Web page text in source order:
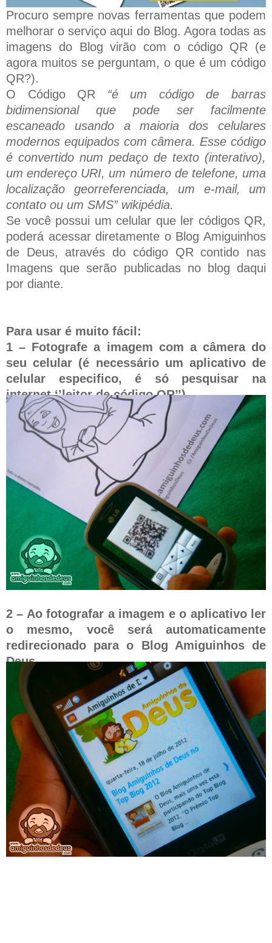
Procuro sempre novas ferramentas que podem
melhorar o serviço aqui do Blog. Agora todas as
imagens do Blog virão com o código QR (e
agora muitos se perguntam, o que é um código
QR?).
O Código QR “é um código de barras
bidimensional que pode ser facilmente
escaneado usando a maioria dos celulares
modernos equipados com câmera. Esse código
é convertido num pedaço de texto (interativo),
um endereço URI, um número de telefone, uma
localização georreferenciada, um e-mail, um
contato ou um SMS” wikipédia.
Se você possui um celular que ler códigos QR,
poderá acessar diretamente o Blog Amiguinhos
de Deus, através do código QR contido nas
Imagens que serão publicadas no blog daqui
por diante.
Para usar é muito fácil:
1 – Fotografe a imagem com a câmera do
seu celular (é necessário um aplicativo de
celular especifico, é só pesquisar na
internet ‘’leitor de código QR’’).
2 – Ao fotografar a imagem e o aplicativo ler
o mesmo, você será automaticamente
redirecionado para o Blog Amiguinhos de
Deus.